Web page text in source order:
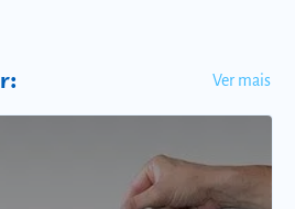
Ver mais